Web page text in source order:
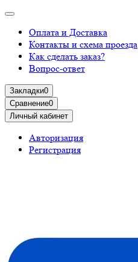
Оплата и Доставка
Контакты и схема проезда
Как сделать заказ?
Вопрос-ответ
Закладки0
Сравнение0
Личный кабинет
Авторизация
Регистрация